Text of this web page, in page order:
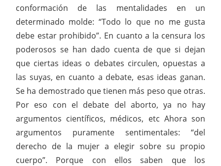
conformación de las mentalidades en un
determinado molde: “Todo lo que no me gusta
debe estar prohibido”. En cuanto a la censura los
poderosos se han dado cuenta de que si dejan
que ciertas ideas o debates circulen, opuestas a
las suyas, en cuanto a debate, esas ideas ganan.
Se ha demostrado que tienen más peso que otras.
Por eso con el debate del aborto, ya no hay
argumentos científicos, médicos, etc Ahora son
argumentos puramente sentimentales: “del
derecho de la mujer a elegir sobre su propio
cuerpo”. Porque con ellos saben que los